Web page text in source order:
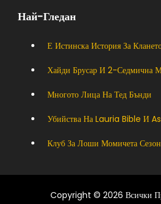
Най-Гледан
Е Истинска История За
Хайди Брусар И 2-Седмична
Многото Лица На Тед Бънди
Убийства На Lauria Bible И
Клуб За Лоши Момичета
Copyright © 2026 Всички